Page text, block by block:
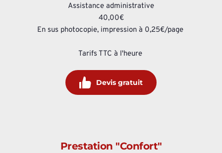
Assistance administrative
40,00€
En sus photocopie, impression à 0,25€/page
Tarifs TTC à l'heure
Devis gratuit
Prestation "Confort"